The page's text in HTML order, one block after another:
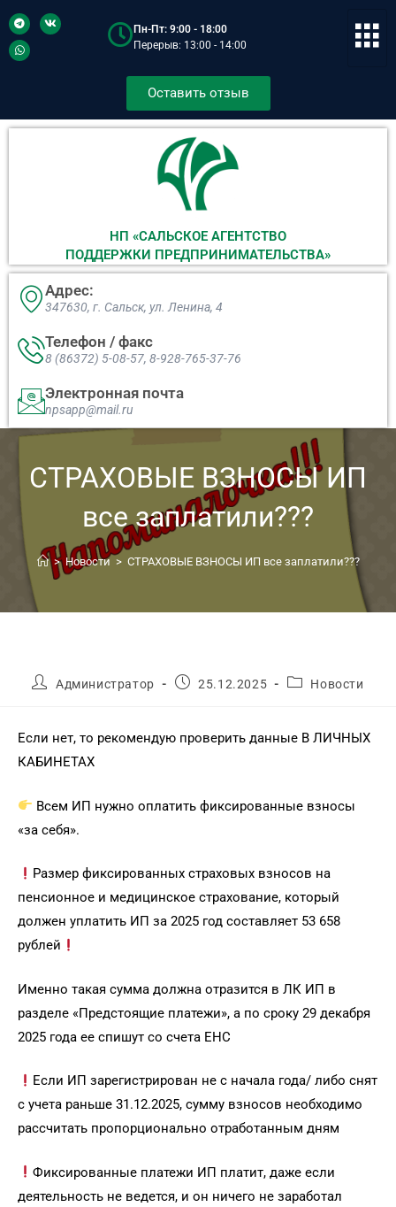
Пн-Пт: 9:00 - 18:00
Перерыв: 13:00 - 14:00
Оставить отзыв
НП «САЛЬСКОЕ АГЕНТСТВО
ПОДДЕРЖКИ ПРЕДПРИНИМАТЕЛЬСТВА»
Адрес:
347630, г. Сальск, ул. Ленина, 4​
Телефон / факс
8 (86372) 5-08-57, 8-928-765-37-76
Электронная почта
npsapp@mail.ru
СТРАХОВЫЕ ВЗНОСЫ ИП
все заплатили???
> Новости > СТРАХОВЫЕ ВЗНОСЫ ИП все заплатили???
Администратор 25.12.2025 Новости
Если нет, то рекомендую проверить данные В ЛИЧНЫХ
КАБИНЕТАХ
Всем ИП нужно оплатить фиксированные взносы
«за себя».
Размер фиксированных страховых взносов на
пенсионное и медицинское страхование, который
должен уплатить ИП за 2025 год составляет 53 658
рублей
Именно такая сумма должна отразится в ЛК ИП в
разделе «Предстоящие платежи», а по сроку 29 декабря
2025 года ее спишут со счета ЕНС
Если ИП зарегистрирован не с начала года/ либо снят
с учета раньше 31.12.2025, сумму взносов необходимо
рассчитать пропорционально отработанным дням
Фиксированные платежи ИП платит, даже если
деятельность не ведется, и он ничего не заработал